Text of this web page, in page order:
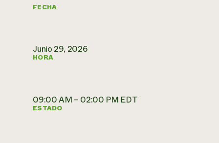
FECHA
Junio 29, 2026
HORA
09:00 AM – 02:00 PM EDT
ESTADO